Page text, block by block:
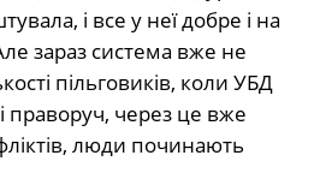
і все у неї добре і на
зараз система вже не
пільговиків, коли УБД
праворуч, через це вже
люди починають